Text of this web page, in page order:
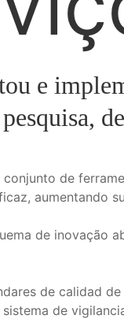
e
conjunto de
aumentando
de inovação
de calidad
de